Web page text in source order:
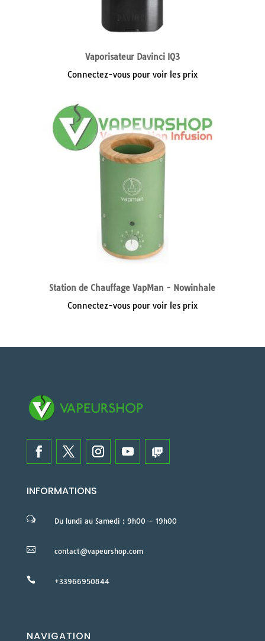
Vaporisateur Davinci IQ3
Connectez-vous pour voir les prix
Station de Chauffage VapMan - Nowinhale
Connectez-vous pour voir les prix
INFORMATIONS
w Du lundi au Samedi : 9h00 – 19h00
 contact@vapeurshop.com
 +33966950844
NAVIGATION